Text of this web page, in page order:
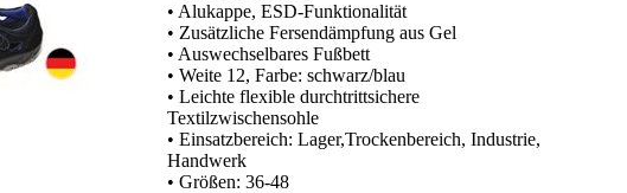
• Alukappe, ESD-Funktionalität
• Zusätzliche Fersendämpfung aus Gel
• Auswechselbares Fußbett
• Weite 12, Farbe: schwarz/blau
• Leichte flexible durchtrittsichere
Textilzwischensohle
• Einsatzbereich: Lager,Trockenbereich, Industrie,
Handwerk
• Größen: 36-48